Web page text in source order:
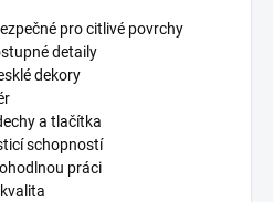
pro citlivé povrchy
detaily
dekory
a tlačítka
schopností
práci